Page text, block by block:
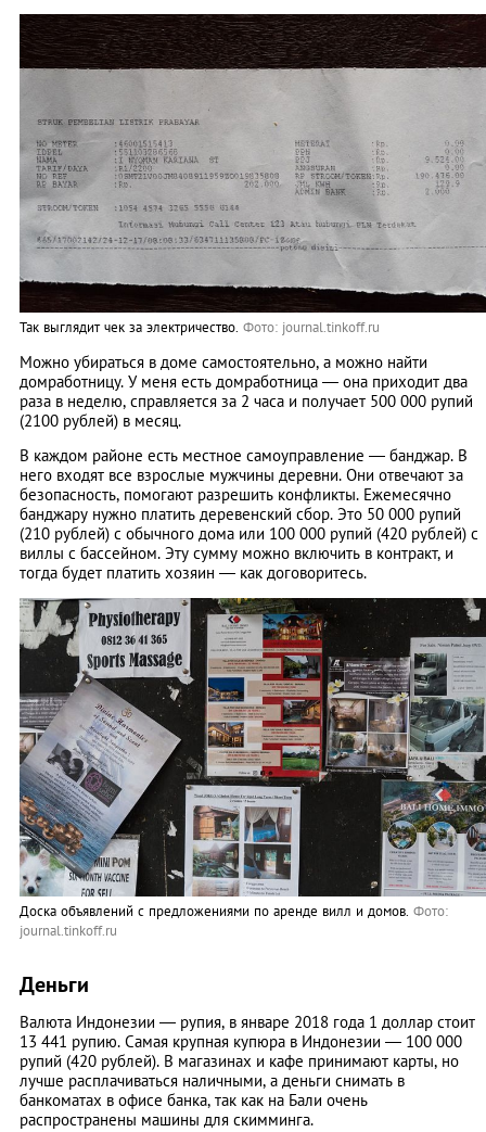
Так выглядит чек за электричество. Фото: journal.tinkoff.ru
Можно убираться в доме самостоятельно, а можно найти
домработницу. У меня есть домработница — она приходит два
раза в неделю, справляется за 2 часа и получает 500 000 рупий
(2100 рублей) в месяц.
В каждом районе есть местное самоуправление — банджар. В
него входят все взрослые мужчины деревни. Они отвечают за
безопасность, помогают разрешить конфликты. Ежемесячно
банджару нужно платить деревенский сбор. Это 50 000 рупий
(210 рублей) с обычного дома или 100 000 рупий (420 рублей) с
виллы с бассейном. Эту сумму можно включить в контракт, и
тогда будет платить хозяин — как договоритесь.
Доска объявлений с предложениями по аренде вилл и домов. Фото:
journal.tinkoff.ru
Деньги
Валюта Индонезии — рупия, в январе 2018 года 1 доллар стоит
13 441 рупию. Самая крупная купюра в Индонезии — 100 000
рупий (420 рублей). В магазинах и кафе принимают карты, но
лучше расплачиваться наличными, а деньги снимать в
банкоматах в офисе банка, так как на Бали очень
распространены машины для скимминга.